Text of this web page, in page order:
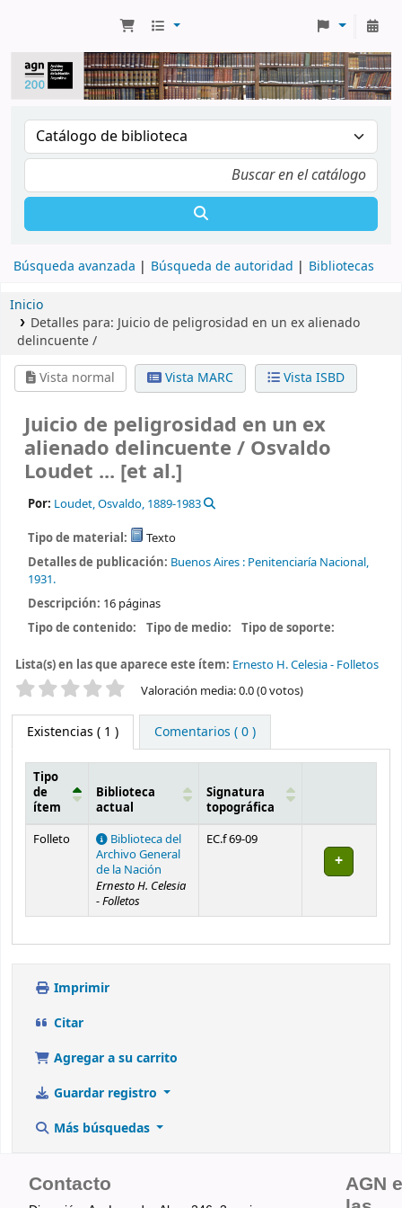
Búsqueda avanzada Búsqueda de autoridad Bibliotecas
Inicio
Detalles para: Juicio de peligrosidad en un ex alienado
delincuente /
Vista normal
Vista MARC Vista ISBD
Juicio de peligrosidad en un ex
alienado delincuente / Osvaldo
Loudet ... [et al.]
Por: Loudet, Osvaldo, 1889-1983
Tipo de material:
Texto
Detalles de publicación: Buenos Aires : Penitenciaría Nacional,
1931.
Descripción: 16 páginas
Tipo de contenido:
Tipo de medio: Tipo de soporte:
Lista(s) en las que aparece este ítem: Ernesto H. Celesia - Folletos
Valoración Valoración media: 0.0 (0 votos)
Existencias ( 1 ) Comentarios ( 0 )
Existencias
Tipo
de
ítem
Biblioteca
actual
Signatura
topográfica
Folleto
Biblioteca del
Archivo General
de la Nación
Ernesto H. Celesia
- Folletos
EC.f 69-09
Imprimir
Citar
Agregar a su carrito
Guardar registro
Más búsquedas
Contacto
AGN